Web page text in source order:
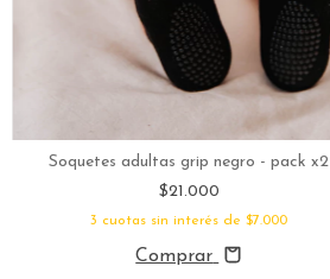
Soquetes adultas grip negro - pack x2
$21.000
3 cuotas sin interés de$7.000
Comprar